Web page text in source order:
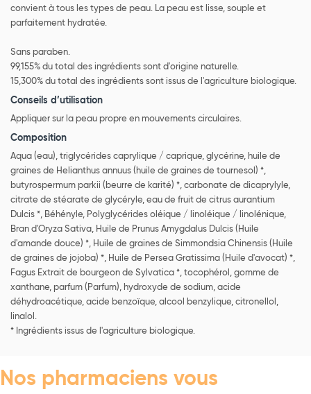
convient à tous les types de peau. La peau est lisse, souple et
parfaitement hydratée.
Sans paraben.
99,155% du total des ingrédients sont d'origine naturelle.
15,300% du total des ingrédients sont issus de l'agriculture biologique.
Conseils d’utilisation
Appliquer sur la peau propre en mouvements circulaires.
Composition
Aqua (eau), triglycérides caprylique / caprique, glycérine, huile de
graines de Helianthus annuus (huile de graines de tournesol) *,
butyrospermum parkii (beurre de karité) *, carbonate de dicaprylyle,
citrate de stéarate de glycéryle, eau de fruit de citrus aurantium
Dulcis *, Béhényle, Polyglycérides oléique / linoléique / linolénique,
Bran d'Oryza Sativa, Huile de Prunus Amygdalus Dulcis (Huile
d'amande douce) *, Huile de graines de Simmondsia Chinensis (Huile
de graines de jojoba) *, Huile de Persea Gratissima (Huile d'avocat) *,
Fagus Extrait de bourgeon de Sylvatica *, tocophérol, gomme de
xanthane, parfum (Parfum), hydroxyde de sodium, acide
déhydroacétique, acide benzoïque, alcool benzylique, citronellol,
linalol.
* Ingrédients issus de l'agriculture biologique.
Nos pharmaciens vous